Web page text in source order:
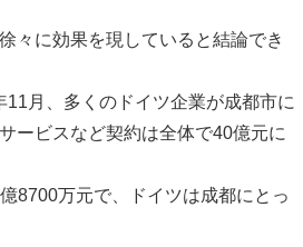
々に効果を現していると結論でき
月、多くのドイツ企業が成都市に
ービスなど契約は全体で40億元に
8700万元で、ドイツは成都にとっ